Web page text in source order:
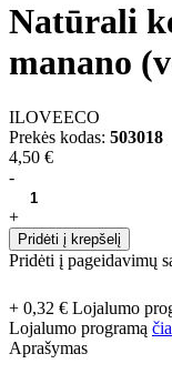
Natūrali
manano
ILOVEECO
Prekės kodas: 503018
4,50 €
-
+
Pridėti į krepšelį
Pridėti į pageidavimų
+ 0,32 € Lojalumo
Lojalumo programą čia
Aprašymas